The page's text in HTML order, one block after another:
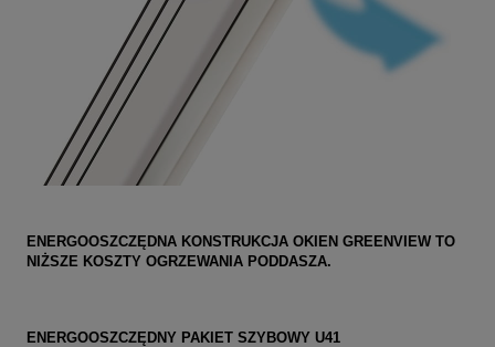
ENERGOOSZCZĘDNA KONSTRUKCJA OKIEN GREENVIEW TO
NIŻSZE KOSZTY OGRZEWANIA PODDASZA.
ENERGOOSZCZĘDNY PAKIET SZYBOWY U41